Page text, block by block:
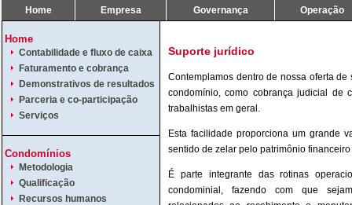
Home Empresa Governança Operação
Home
Contabilidade e fluxo de caixa
Faturamento e cobrança
Demonstrativos de resultados
Parceria e co-participação
Serviços
Condomínios
Metodologia
Qualificação
Recursos humanos